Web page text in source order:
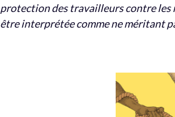
protection des travailleurs contre les
être interprétée comme ne méritant